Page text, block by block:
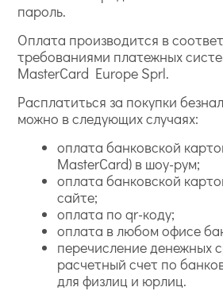
пароль.
Оплата производится в
требованиями платежных
MasterCard Europe Sprl.
Расплатиться за покупки
можно в следующих случаях:
оплата банковской
MasterCard) в шоу-рум;
оплата банковской
сайте;
оплата по qr-коду;
оплата в любом офисе
перечисление денежных
расчетный счет по
для физлиц и юрлиц.